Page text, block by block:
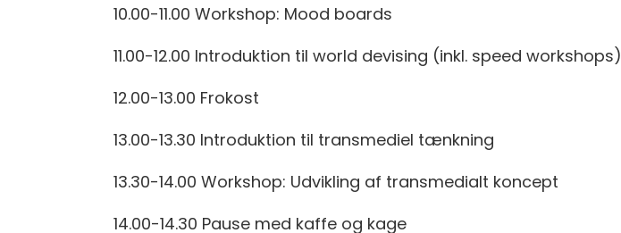
10.00-11.00 Workshop: Mood boards
11.00-12.00 Introduktion til world devising (inkl. speed workshops)
12.00-13.00 Frokost
13.00-13.30 Introduktion til transmediel tænkning
13.30-14.00 Workshop: Udvikling af transmedialt koncept
14.00-14.30 Pause med kaffe og kage